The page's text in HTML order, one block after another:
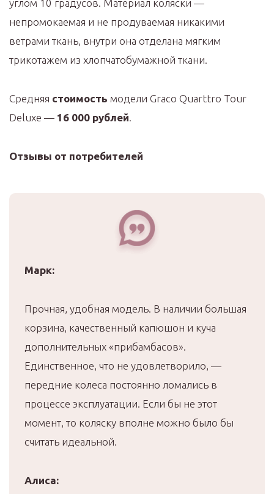
углом 10 градусов. Материал коляски —
непромокаемая и не продуваемая никакими
ветрами ткань, внутри она отделана мягким
трикотажем из хлопчатобумажной ткани.
Средняя стоимость модели Graco Quarttro Tour
Deluxe — 16 000 рублей.
Отзывы от потребителей
Марк:
Прочная, удобная модель. В наличии большая
корзина, качественный капюшон и куча
дополнительных «прибамбасов».
Единственное, что не удовлетворило, —
передние колеса постоянно ломались в
процессе эксплуатации. Если бы не этот
момент, то коляску вполне можно было бы
считать идеальной.
Алиса: